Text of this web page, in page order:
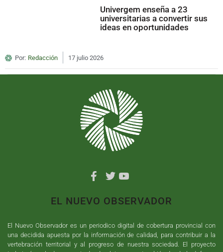
Univergem enseña a 23
universitarias a convertir sus
ideas en oportunidades
Por: Redacción 17 julio 2026
EL NUEVO OBSERVADOR
El Nuevo Observador es un periodico digital de cobertura provincial con
una decidida apuesta por la información de calidad, para contribuir a la
vertebración territorial y al progreso de nuestra sociedad. El proyecto